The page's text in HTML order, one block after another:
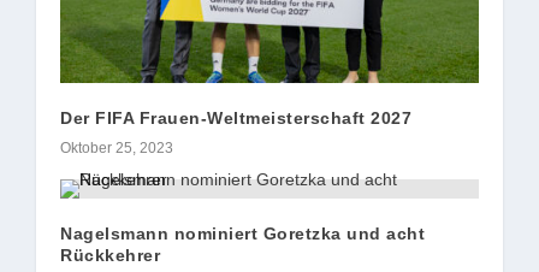
Der FIFA Frauen-Weltmeisterschaft 2027
Oktober 25, 2023
Nagelsmann nominiert Goretzka und acht
Rückkehrer